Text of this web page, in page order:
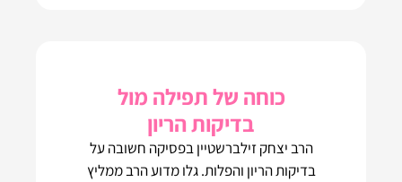
כוחה של תפילה מול
בדיקות הריון
הרב יצחק זילברשטיין בפסיקה חשובה על
בדיקות הריון והפלות. גלו מדוע הרב ממליץ